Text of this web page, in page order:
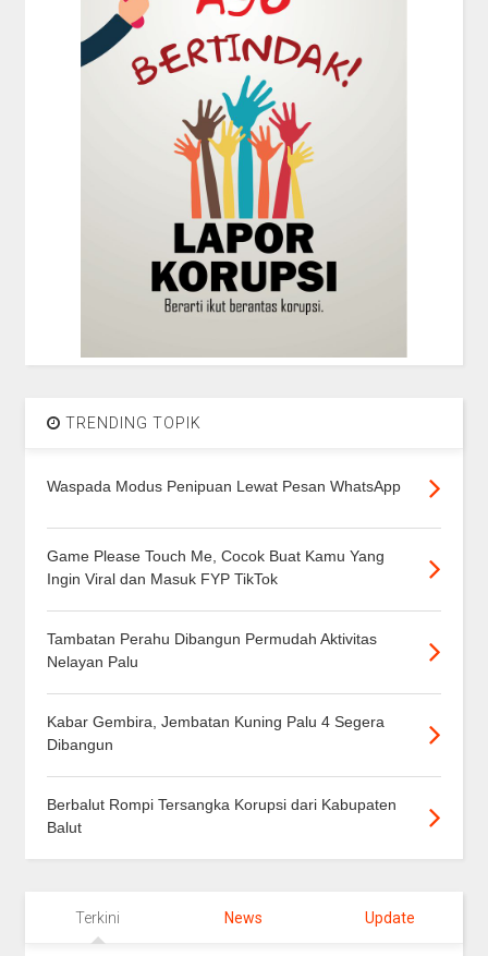
TRENDING TOPIK
Waspada Modus Penipuan Lewat Pesan WhatsApp
Game Please Touch Me, Cocok Buat Kamu Yang
Ingin Viral dan Masuk FYP TikTok
Tambatan Perahu Dibangun Permudah Aktivitas
Nelayan Palu
Kabar Gembira, Jembatan Kuning Palu 4 Segera
Dibangun
Berbalut Rompi Tersangka Korupsi dari Kabupaten
Balut
Terkini News Update